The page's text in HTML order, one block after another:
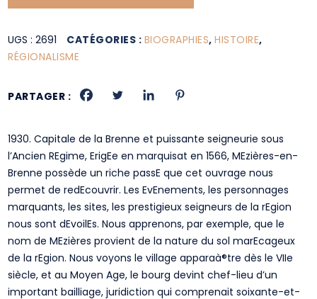
UGS :2691 CATÉGORIES : BIOGRAPHIES,HISTOIRE,
RÉGIONALISME
PARTAGER :
1930. Capitale de la Brenne et puissante seigneurie sous
l’Ancien REgime, ErigEe en marquisat en 1566, MEzières-en-
Brenne possède un riche passE que cet ouvrage nous
permet de redEcouvrir. Les EvEnements, les personnages
marquants, les sites, les prestigieux seigneurs de la rEgion
nous sont dEvoilEs. Nous apprenons, par exemple, que le
nom de MEzières provient de la nature du sol marEcageux
de la rEgion. Nous voyons le village apparaà®tre dès le VIIe
siècle, et au Moyen Age, le bourg devint chef-lieu d’un
important bailliage, juridiction qui comprenait soixante-et-